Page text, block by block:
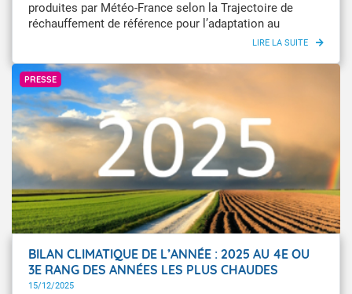
produites par Météo-France selon la Trajectoire de
réchauffement de référence pour l’adaptation au
changement climatique (TRACC) est disponible pour les
Les futurs du climat. Pour faciliter la lecture,
l’appropriation et l’exploitation de ces données, Météo-
France met aujourd’hui à disposition de nouveaux
indicateurs et cartographies climatiques à fine échelle
pour les Antilles : Guadeloupe, Martinique et Îles du
Nord (Saint-Martin et Saint-Barthélemy).
PRESSE
GettyImages
BILAN CLIMATIQUE DE L’ANNÉE : 2025 AU 4E OU
3E RANG DES ANNÉES LES PLUS CHAUDES
JAMAIS ENREGISTRÉES EN FRANCE
15/12/2025